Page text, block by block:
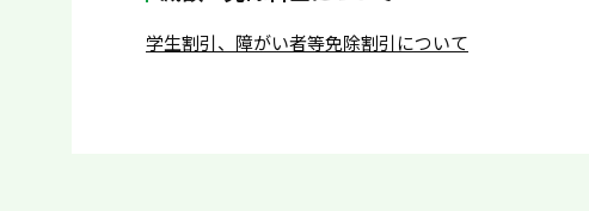
学生割引、障がい者等免除割引について